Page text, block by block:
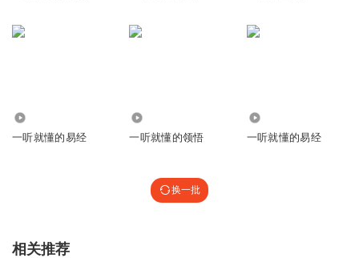
一听就懂的易经 一听就懂的领悟 一听就懂的易经
换一批
相关推荐